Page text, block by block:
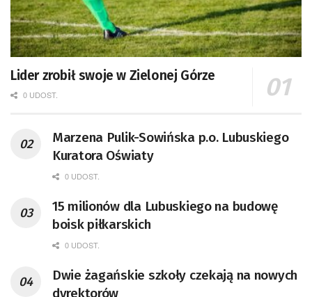
Lider zrobił swoje w Zielonej Górze
0 UDOST.
Marzena Pulik-Sowińska p.o. Lubuskiego
Kuratora Oświaty
0 UDOST.
15 milionów dla Lubuskiego na budowę
boisk piłkarskich
0 UDOST.
Dwie żagańskie szkoły czekają na nowych
dyrektorów